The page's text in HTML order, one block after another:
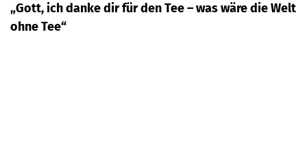
„Gott, ich danke dir für den Tee – was wäre die Welt
ohne Tee“